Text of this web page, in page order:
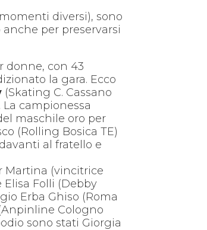
diversi), sono
per preservarsi
donne, con 43
la gara. Ecco
(Skating C. Cassano
campionessa
maschile oro per
(Rolling Bosica TE)
al fratello e
Martina (vincitrice
Elisa Folli (Debby
Erba Ghiso (Roma
Cologno
sono stati Giorgia